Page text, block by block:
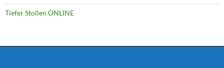
Tiefer Stollen ONLINE